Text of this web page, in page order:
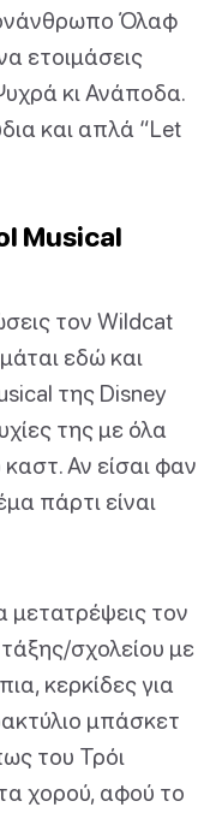
Όλαφ
ετοιμάσεις
κι Ανάποδα.
και απλά “Let
Musical
τον Wildcat
εδώ και
της Disney
της με όλα
Αν είσαι φαν
πάρτι είναι
μετατρέψεις τον
σχολείου με
κερκίδες για
μπάσκετ
του Τρόι
χορού, αφού το